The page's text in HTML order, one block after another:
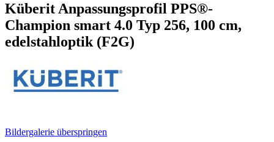
Küberit Anpassungsprofil PPS®-
Champion smart 4.0 Typ 256, 100 cm,
edelstahloptik (F2G)
Bildergalerie überspringen